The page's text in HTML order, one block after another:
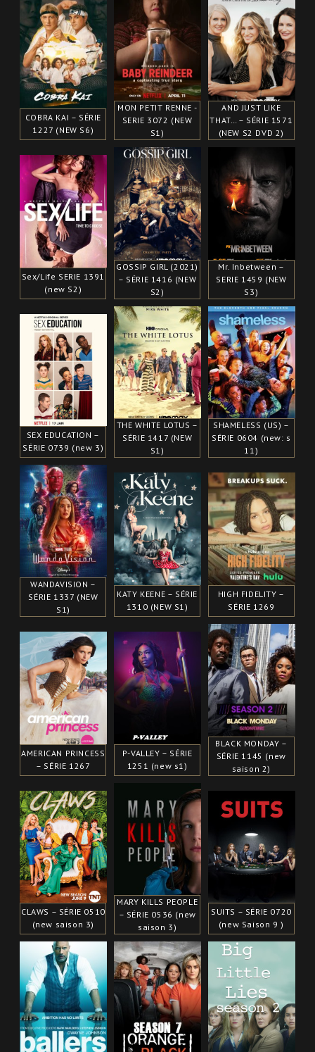
COBRA KAI – SÉRIE
1227 (NEW S6)
MON PETIT RENNE -
SERIE 3072 (NEW
S1)
AND JUST LIKE
THAT… – SÉRIE 1571
(NEW S2 DVD 2)
Sex/Life SERIE 1391
(new S2)
GOSSIP GIRL (2021)
– SÉRIE 1416 (NEW
S2)
Mr. Inbetween –
SERIE 1459 (NEW
S3)
SEX EDUCATION –
SÉRIE 0739 (new 3)
THE WHITE LOTUS –
SÉRIE 1417 (NEW
S1)
SHAMELESS (US) –
SÉRIE 0604 (new: s
11)
WANDAVISION –
SÉRIE 1337 (NEW
S1)
KATY KEENE – SÉRIE
1310 (NEW S1)
HIGH FIDELITY –
SÉRIE 1269
AMERICAN PRINCESS
– SÉRIE 1267
P-VALLEY – SÉRIE
1251 (new s1)
BLACK MONDAY –
SÉRIE 1145 (new
saison 2)
CLAWS – SÉRIE 0510
(new saison 3)
MARY KILLS PEOPLE
– SÉRIE 0536 (new
saison 3)
SUITS – SÉRIE 0720
(new Saison 9 )